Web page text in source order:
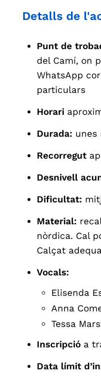
Detalls de
Punt de
del Camí, on
WhatsApp
particulars
Horari
Durada: unes
Recorregut
Desnivell
Dificultat:
Material:
nòrdica. Cal
Calçat
Vocals:
Elisenda
Anna
Tessa
Inscripció a
Data límit